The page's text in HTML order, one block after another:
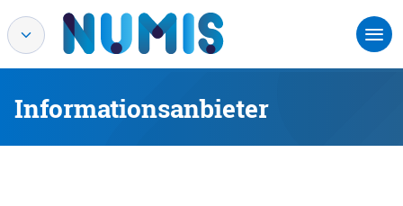
Informationsanbieter